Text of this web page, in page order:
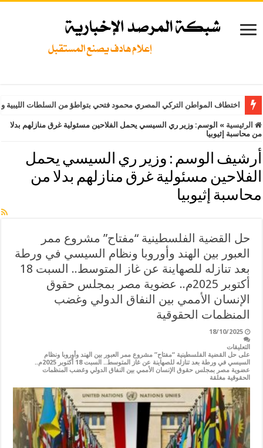
اختطاف المواطن التركي المصري محمود فتحي بتواطؤ من السلطات
الرئيسية » الوسم: وزير ري السيسي يحمل الفلاحين مسئولية غرق منازلهم بدلا
من محاسبة إثيوبيا
أرشيف الوسم : وزير ري السيسي يحمل
الفلاحين مسئولية غرق منازلهم بدلا من
محاسبة إثيوبيا
حل القضية الفلسطينية “مفتاح” مشروع ممر
العبور بين الهند وأوروبا ونظام السيسي في ورطة
بعد تنازله للصهاينة عن غاز المتوسط.. السبت 18
أكتوبر 2025م.. عضوية مصر بمجلس حقوق
الإنسان الأممي بين النفاق الدولي وغضب
المنظمات الحقوقية
18/10/2025
التعليقات
على حل القضية الفلسطينية “مفتاح” مشروع ممر العبور بين الهند وأوروبا ونظام
السيسي في ورطة بعد تنازله للصهاينة عن غاز المتوسط.. السبت 18 أكتوبر 2025م..
عضوية مصر بمجلس حقوق الإنسان الأممي بين النفاق الدولي وغضب المنظمات
الحقوقية مغلقة